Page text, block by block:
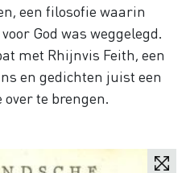
een filosofie waarin
God was weggelegd.
met Rhijnvis Feith, een
en gedichten juist een
te brengen.